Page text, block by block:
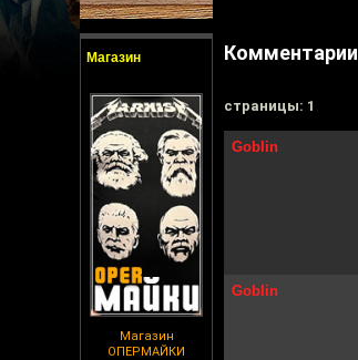
Магазин
Магазин
ОПЕРМАЙКИ
Комментарии
cтраницы: 1
Goblin
Goblin